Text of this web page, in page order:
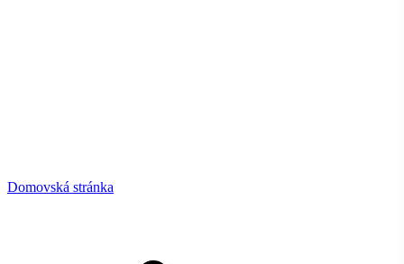
Domovská stránka